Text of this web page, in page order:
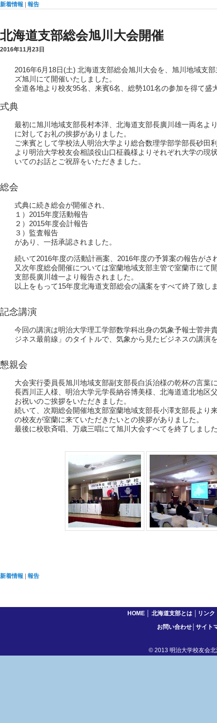
新着情報 報告
北海道支部総会旭川大会開催
2016年11月23日
2016年6月18日(土) 北海道支部総会旭川大会を、旭川地域支
ズ旭川にて開催いたしました。
全道各地より校友95名、来賓6名、総勢101名の参加を得て盛
式典
最初に旭川地域支部長村本洋、北海道支部長廣川雄一両名よ
に対してお礼の挨拶がありました。
ご来賓として学校法人明治大学より総合数理学部学部長砂田
より明治大学校友会相談役山口柾義様よりそれぞれ大学の現
いてのお話とご祝辞をいただきました。
総会
式典に続き総会が開催され、
１）2015年度活動報告
２）2015年度会計報告
３）監査報告
があり、一括承認されました。
続いて2016年度の活動計画案、2016年度の予算案の報告がさ
又次年度総会開催については室蘭地域支部主管で室蘭市にて
支部長廣川雄一より報告されました。
以上をもって15年度北海道支部総会の議案をすべて終了致し
記念講演
今回の講演は明治大学理工学部数学科出身の気象予報士菅井
ジネス最前線」のタイトルで、気象から見たビジネスの講演
懇親会
大会実行委員長旭川地域支部副支部長白浜治様の乾杯の言葉
長西川正人様、明治大学元学長納谷博美様、北海道道北地区
お祝いのご挨拶をいただきました。
続いて、次期総会開催地支部室蘭地域支部長小澤支部長より
の校友が室蘭に来ていただきたいとの挨拶がありました。
最後に校歌斉唱、万歳三唱にて旭川大会すべてを終了しまし
新着情報 報告
HOME 北海道支部とは リンク
お問い合わせ サイト
© 2013 明治大学校友会北